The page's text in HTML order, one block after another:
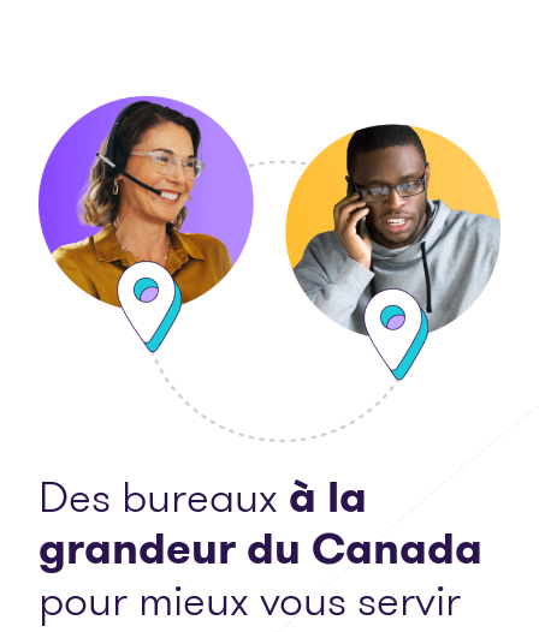
Des bureaux à la
grandeur du Canada
pour mieux vous servir